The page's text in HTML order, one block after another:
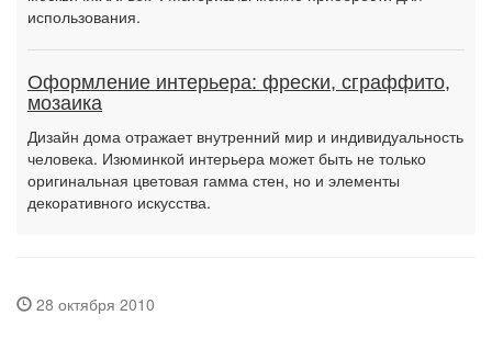
использования.
Оформление интерьера: фрески, сграффито,
мозаика
Дизайн дома отражает внутренний мир и индивидуальность
человека. Изюминкой интерьера может быть не только
оригинальная цветовая гамма стен, но и элементы
декоративного искусства.
28 октября 2010